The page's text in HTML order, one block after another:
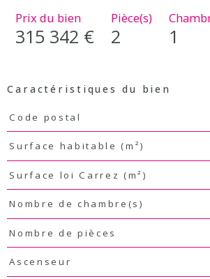
Prix du bien
315 342 €
Pièce(s)
2 1
Caractéristiques du bien
Caractéristiques Valeurs
Code postal
Surface habitable (m²)
Surface loi Carrez (m²)
Nombre de chambre(s)
Nombre de pièces
Ascenseur